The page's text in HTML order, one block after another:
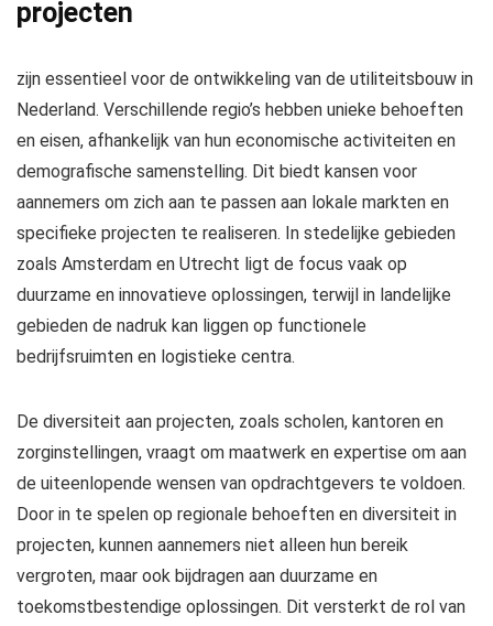
projecten
zijn essentieel voor de ontwikkeling van de utiliteitsbouw in
Nederland. Verschillende regio’s hebben unieke behoeften
en eisen, afhankelijk van hun economische activiteiten en
demografische samenstelling. Dit biedt kansen voor
aannemers om zich aan te passen aan lokale markten en
specifieke projecten te realiseren. In stedelijke gebieden
zoals Amsterdam en Utrecht ligt de focus vaak op
duurzame en innovatieve oplossingen, terwijl in landelijke
gebieden de nadruk kan liggen op functionele
bedrijfsruimten en logistieke centra.
De diversiteit aan projecten, zoals scholen, kantoren en
zorginstellingen, vraagt om maatwerk en expertise om aan
de uiteenlopende wensen van opdrachtgevers te voldoen.
Door in te spelen op regionale behoeften en diversiteit in
projecten, kunnen aannemers niet alleen hun bereik
vergroten, maar ook bijdragen aan duurzame en
toekomstbestendige oplossingen. Dit versterkt de rol van